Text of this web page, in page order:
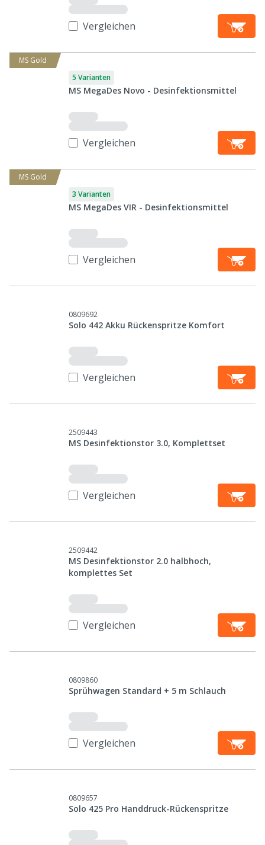
Vergleichen
MS Gold
5 Varianten
MS MegaDes Novo - Desinfektionsmittel
Vergleichen
MS Gold
3 Varianten
MS MegaDes VIR - Desinfektionsmittel
Vergleichen
0809692
Solo 442 Akku Rückenspritze Komfort
Vergleichen
2509443
MS Desinfektionstor 3.0, Komplettset
Vergleichen
2509442
MS Desinfektionstor 2.0 halbhoch,
komplettes Set
Vergleichen
0809860
Sprühwagen Standard + 5 m Schlauch
Vergleichen
0809657
Solo 425 Pro Handdruck-Rückenspritze